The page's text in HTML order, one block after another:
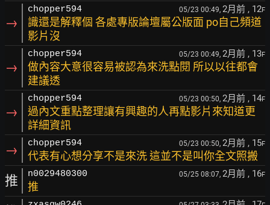
→
chopper594 05/23 00:49, 2月前 , 12F
識還是解釋個 各處專版論壇屬公版面 po自己頻道
影片沒
→
chopper594 05/23 00:49, 2月前 , 13F
做內容大意很容易被認為來洗點閱 所以以往都會
建議透
→
chopper594 05/23 00:50, 2月前 , 14F
過內文重點整理讓有興趣的人再點影片來知道更
詳細資訊
→ chopper594 05/23 00:50, 2月前 , 15F
代表有心想分享不是來洗 這並不是叫你全文照搬
推 n0029480300 05/25 08:07, 2月前 , 16F
推